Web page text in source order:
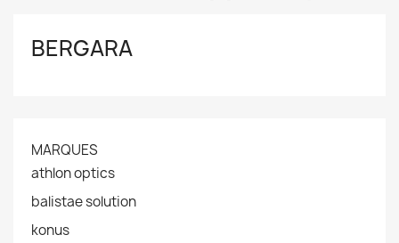
BERGARA
MARQUES
athlon optics
balistae solution
konus